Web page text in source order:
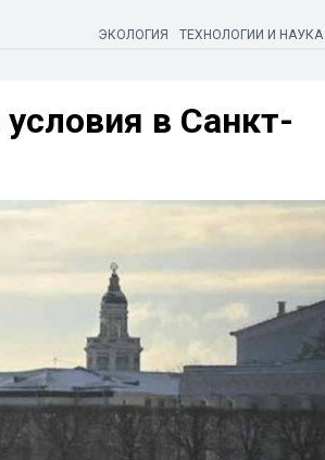
ЭКОЛОГИЯ ТЕХНОЛОГИИ И НАУКА
в Санкт-